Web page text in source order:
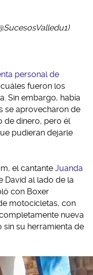
personal de
fueron los
Sin embargo, había
se aprovecharon de
de dinero, pero él
pudieran dejarle
el cantante Juanda
David al lado de la
con Boxer
motocicletas, con
nueva
sin su herramienta de